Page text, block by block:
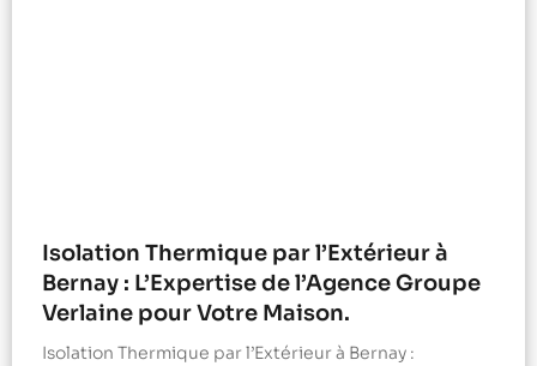
Isolation Thermique par l’Extérieur à
Bernay : L’Expertise de l’Agence Groupe
Verlaine pour Votre Maison.
Isolation Thermique par l’Extérieur à Bernay :